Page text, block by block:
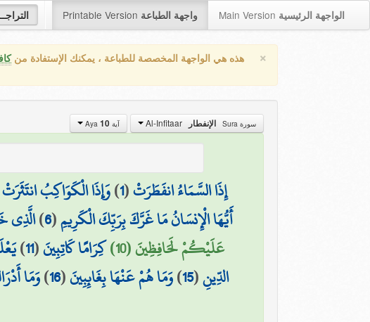
Printable Version واجهة الطباعة Main Version الواجهة الرئيسية
× هذه هي الواجهة المخصصة للطباعة ، يمكنك الإستفادة من
سورة Sura الإنفطار آية Aya 10
إِذَا السَّمَاءُ انفَطَرَتْ(
1
)وَإِذَا الْكَوَاكِبُ انتَثَرَتْ
أَيُّهَا الْإِنسَانُ مَا غَرَّكَ بِرَبِّكَ الْكَرِيمِ(
6
)الَّذِي
عَلَيْكُمْ لَحَافِظِينَ (10)
كِرَامًا كَاتِبِينَ(
11
)
الدِّينِ(
15
)وَمَا هُمْ عَنْهَا بِغَائِبِينَ(
16
)وَمَا